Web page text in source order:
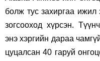
болж тус захиргаа ижил
зогсооход хүрсэн.
энэ хэргийн дараа
цуцалсан 40 гаруй